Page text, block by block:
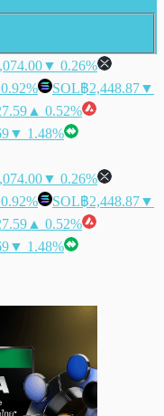
▼ 0.26%
SOL฿2,448.87▼
▲ 0.52%
▼ 1.48%
▼ 0.26%
SOL฿2,448.87▼
▲ 0.52%
▼ 1.48%